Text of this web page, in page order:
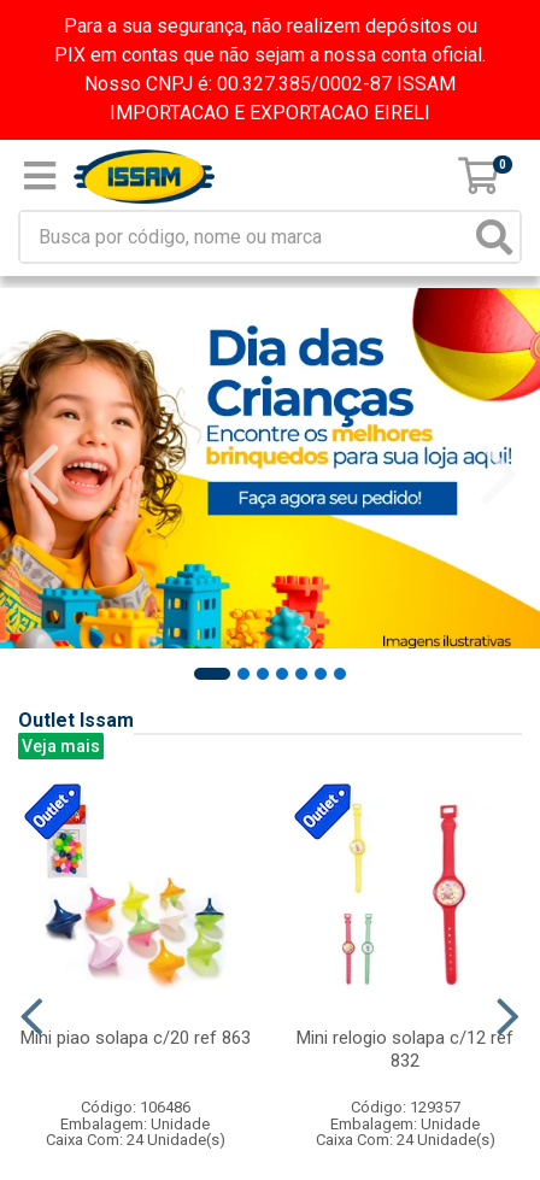
Para a sua segurança, não realizem depósitos ou
PIX em contas que não sejam a nossa conta oficial.
Nosso CNPJ é: 00.327.385/0002-87 ISSAM
IMPORTACAO E EXPORTACAO EIRELI
0
Outlet Issam
Veja mais
Mini piao solapa c/20 ref 863
Código: 106486
Embalagem: Unidade
Caixa Com: 24 Unidade(s)
Mini relogio solapa c/12 ref
832
Código: 129357
Embalagem: Unidade
Caixa Com: 24 Unidade(s)